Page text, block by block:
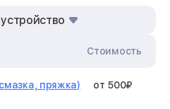
Стоимость
пряжка) от 500₽